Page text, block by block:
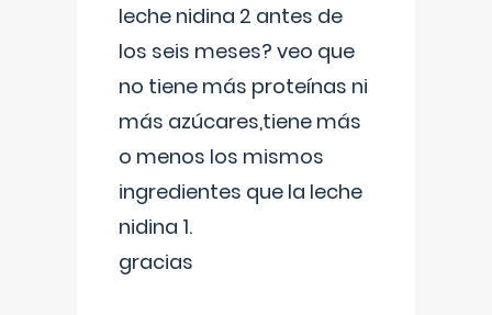
leche nidina 2 antes de
los seis meses? veo que
no tiene más proteínas ni
más azúcares,tiene más
o menos los mismos
ingredientes que la leche
nidina 1.
gracias